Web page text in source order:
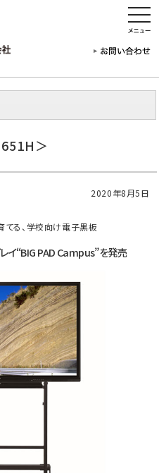
＞
2020年8月5日
る、学校向け電子黒板
イ“BIG PAD Campus”を発売